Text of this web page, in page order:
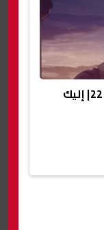
إجابة مسابقة مدفع رمضان الحلقة 22| إليك